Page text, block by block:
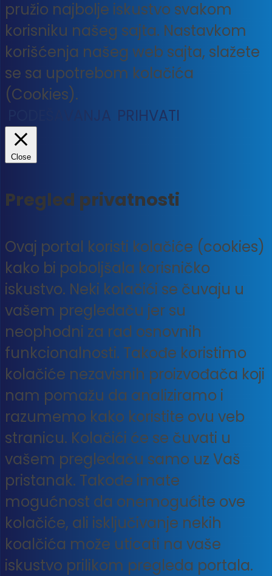
pružio najbolje iskustvo svakom
korisniku našeg sajta. Nastavkom
korišćenja našeg web sajta, slažete
se sa upotrebom kolačića
(Cookies).
PODEŠAVANJA PRIHVATI
Close
Pregled privatnosti
Ovaj portal koristi kolačiće (cookies)
kako bi poboljšala korisničko
iskustvo. Neki kolačići se čuvaju u
vašem pregledaču jer su
neophodni za rad osnovnih
funkcionalnosti. Takođe koristimo
kolačiće nezavisnih proizvođača koji
nam pomažu da analiziramo i
razumemo kako koristite ovu veb
stranicu. Kolačići će se čuvati u
vašem pregledaču samo uz Vaš
pristanak. Takođe imate
mogućnost da onemogućite ove
kolačiće, ali isključivanje nekih
koalčića može uticati na vaše
iskustvo prilikom pregleda portala.